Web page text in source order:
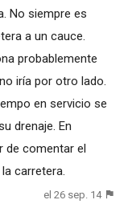
No siempre es
a un cauce.
probablemente
iría por otro lado.
en servicio se
drenaje. En
de comentar el
carretera.
el 26 sep. 14